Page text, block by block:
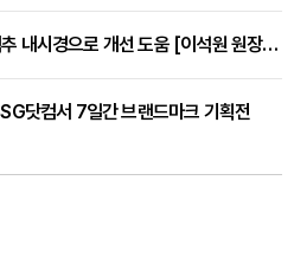
척추관협착증 치료, 양방향 척추 내시경으로 개선 도움 [이석원 원장 칼럼]
닷컴서 7일간 브랜드마크 기획전